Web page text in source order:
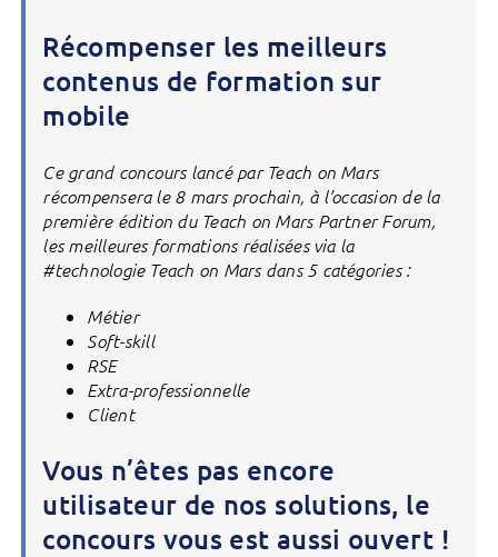
Récompenser les meilleurs
contenus de formation sur
mobile
Ce grand concours lancé par Teach on Mars
récompensera le 8 mars prochain, à l’occasion de la
première édition du Teach on Mars Partner Forum,
les meilleures formations réalisées via la
#technologie Teach on Mars dans 5 catégories :
Métier
Soft-skill
RSE
Extra-professionnelle
Client
Vous n’êtes pas encore
utilisateur de nos solutions, le
concours vous est aussi ouvert !